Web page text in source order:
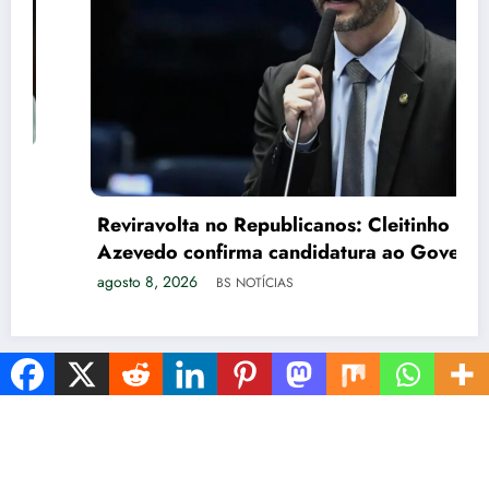
Reviravolta no Republicanos: Cleitinho
Azevedo confirma candidatura ao Governo
de Minas Gerais
agosto 8, 2026 BS NOTÍCIAS